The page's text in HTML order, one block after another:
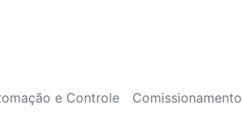
e Controle Comissionamento